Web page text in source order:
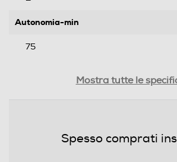
Autonomia-min
75
Mostra tutte le
Spesso comprati